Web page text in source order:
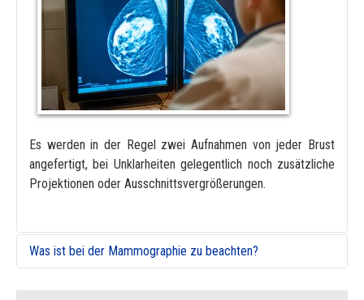
Es werden in der Regel zwei Aufnahmen von jeder Brust
angefertigt, bei Unklarheiten gelegentlich noch zusätzliche
Projektionen oder Ausschnittsvergrößerungen.
Was ist bei der Mammographie zu beachten?